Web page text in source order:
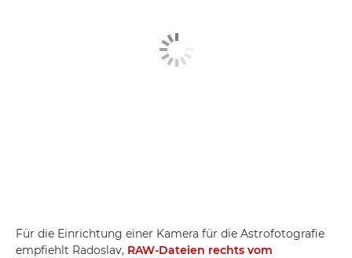
Für die Einrichtung einer Kamera für die Astrofotografie
empfiehlt Radoslav, RAW-Dateien rechts vom